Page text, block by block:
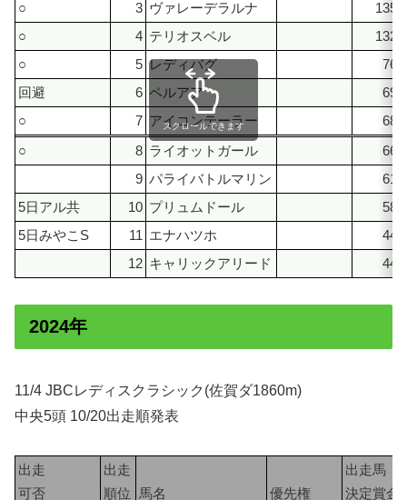
○
3 ヴァレーデラルナ
○
4 テリオスベル
○
5 レディバグ
回避
6 ペルアア
○
7 アイコンテーラー
○ 8 ライオットガール
9 パライバトルマリン
5日アル共
10 プリュムドール
5日みやこS
11 エナハツホ
12 キャリックアリード
スクロールできます
2024年
11/4 JBCレディスクラシック(佐賀ダ1860m)
中央5頭 10/20出走順発表
出走
可否
出走
順位
馬名 優先権
出走馬
決定賞金